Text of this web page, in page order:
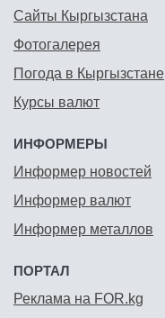
Сайты Кыргызстана
Фотогалерея
Погода в Кыргызстане
Курсы валют
ИНФОРМЕРЫ
Информер новостей
Информер валют
Информер металлов
ПОРТАЛ
Реклама на FOR.kg